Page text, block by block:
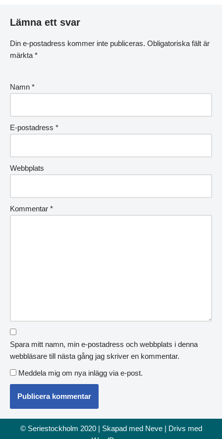
Lämna ett svar
Din e-postadress kommer inte publiceras. Obligatoriska fält är
märkta *
Namn *
E-postadress *
Webbplats
Kommentar *
Spara mitt namn, min e-postadress och webbplats i denna
webbläsare till nästa gång jag skriver en kommentar.
Meddela mig om nya inlägg via e-post.
© Seriestockholm 2020 | Skapad med Neve| Drivs med